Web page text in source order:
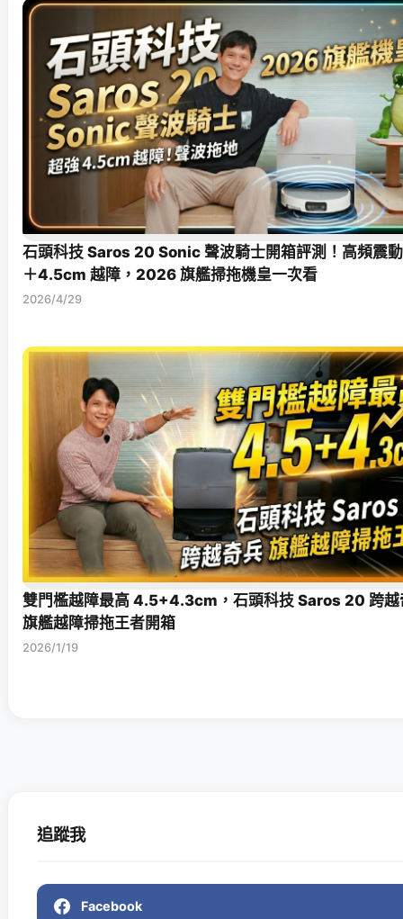
石頭科技 Saros 20 Sonic 聲波騎士開箱評測！高頻震
＋4.5cm 越障，2026 旗艦掃拖機皇一次看
2026/4/29
雙門檻越障最高 4.5+4.3cm，石頭科技 Saros 20 跨越
旗艦越障掃拖王者開箱
2026/1/19
追蹤我
Facebook